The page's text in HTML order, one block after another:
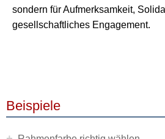
sondern für Aufmerksamkeit,
gesellschaftliches Engagement.
Beispiele